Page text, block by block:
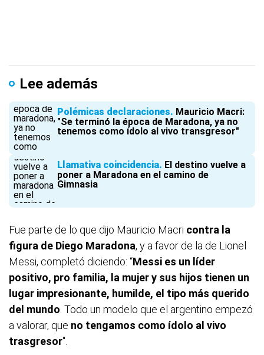
Lee además
Polémicas declaraciones Mauricio Macri:
"Se terminó la época de Maradona, ya no
tenemos como ídolo al vivo transgresor"
Llamativa coincidencia El destino vuelve a
poner a Maradona en el camino de
Gimnasia
Fue parte de lo que dijo Mauricio Macri contra la
figura de Diego Maradona, y a favor de la de Lionel
Messi, completó diciendo: “Messi es un líder
positivo, pro familia, la mujer y sus hijos tienen un
lugar impresionante, humilde, el tipo más querido
del mundo . Todo un modelo que el argentino empezó
a valorar, que no tengamos como ídolo al vivo
trasgresor".